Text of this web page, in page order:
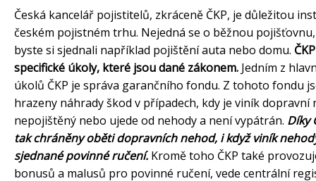
Česká kancelář pojistitelů, zkráceně ČKP, je důležitou
českém pojistném trhu. Nejedná se o běžnou
byste si sjednali například pojištění auta nebo domu.
specifické úkoly, které jsou dané zákonem. Jedním z
úkolů ČKP je správa garančního fondu. Z tohoto fondu
hrazeny náhrady škod v případech, kdy je viník dopravní
nepojištěný nebo ujede od nehody a není vypátrán. Díky
tak chráněny oběti dopravních nehod, i když viník
sjednané povinné ručení. Kromě toho ČKP také
bonusů a malusů pro povinné ručení, vede centrální